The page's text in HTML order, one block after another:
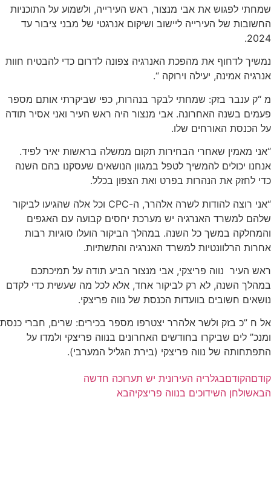
שמחתי לפגוש את אבי מנצור, ראש העירייה, ולשמוע על התוכניות
החשובות של העירייה ליישוב ושיקום אנרגטי של מבני ציבור עד
2024.
נמשיך לדחוף את מהפכת האנרגיה צפונה לדרום כדי להבטיח חוות
אנרגיה אמינה, יעילה וירוקה “. ‏
מ “ק ענבר בזק: שמחתי לבקר בנהרות, כפי שביקרתי אותם מספר
פעמים בשנה האחרונה. אבי מנצור היה ראש העיר ואני אסיר תודה
על הכנסת האורחים שלו.
“אני מאמין שאחרי הבחירות תקום ממשלה בראשות יאיר לפיד.
אנחנו יכולים להמשיך לטפל במגוון הנושאים שעסקנו בהם השנה
כדי לחזק את הנהרות בפרט ואת הצפון בכלל.
“אני רוצה להודות לשרה אלהרר, ה-CPC וכל אלה שהגיעו לביקור
שלהם למשרד האנרגיה יש מערכת יחסים קבועה עם האגפים
והמחלקה במשך כל השנה. במהלך הביקור הועלו סוגיות רבות
אחרות הרלוונטיות למשרד האנרגיה והתשתיות.
ראש העיר נווה פריצקי, אבי מנצור הביע תודה על תמיכתכם
במהלך השנה, לא רק לביקור אחד, אלא לכל מה שעשית כדי לקדם
נושאים חשובים בוועדות הכנסת של נווה פריצקי.
אל ח ”כ בזק ולשר אלהרר יצטרפו מספר בכירים: שרים, חברי כנסת
ומנכ” לים שביקרו בחודשים האחרונים בנווה פריצקי ולמדו על
התפתחותה של נווה פריצקי (בירת הגליל המערבי).
קודםהקודםבגלריה העירונית יש תערוכה חדשה
הבאשולחן השידוכים בנווה פריצקיהבא